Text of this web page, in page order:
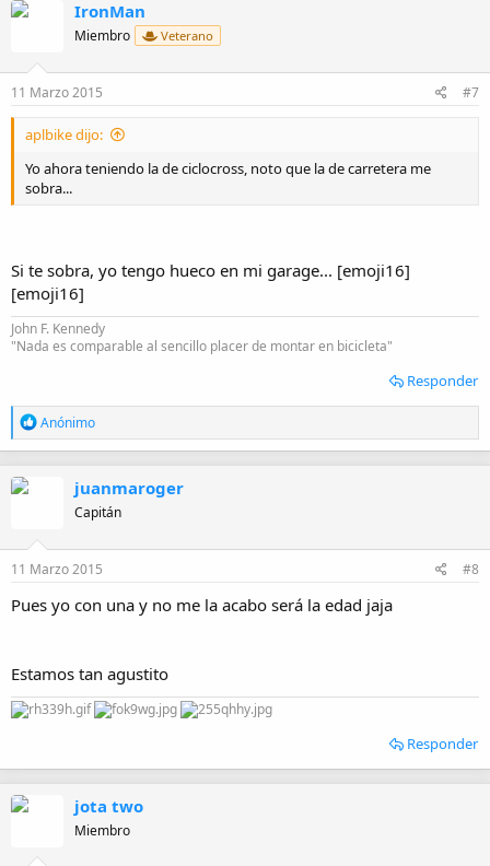
IronMan
Miembro Veterano
11 Marzo 2015 #7
aplbike dijo:
Yo ahora teniendo la de ciclocross, noto que la de carretera me
sobra...
Si te sobra, yo tengo hueco en mi garage... [emoji16]
[emoji16]
John F. Kennedy
"Nada es comparable al sencillo placer de montar en bicicleta"
Responder
R
e
a
n
e
s
Anónimo
juanmaroger
Capitán
11 Marzo 2015 #8
Pues yo con una y no me la acabo será la edad jaja
Estamos tan agustito
Responder
jota two
Miembro